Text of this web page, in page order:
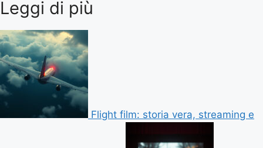
Leggi di più
Flight film: storia vera, streaming e